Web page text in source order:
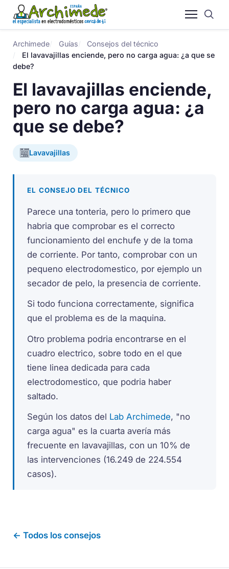
Archimede Guías
Consejos del técnico
El lavavajillas enciende, pero no carga agua: ¿a que se
debe?
El lavavajillas enciende,
pero no carga agua: ¿a
que se debe?
Lavavajillas
EL CONSEJO DEL TÉCNICO
Parece una tonteria, pero lo primero que
habria que comprobar es el correcto
funcionamiento del enchufe y de la toma
de corriente. Por tanto, comprobar con un
pequeno electrodomestico, por ejemplo un
secador de pelo, la presencia de corriente.
Si todo funciona correctamente, significa
que el problema es de la maquina.
Otro problema podria encontrarse en el
cuadro electrico, sobre todo en el que
tiene linea dedicada para cada
electrodomestico, que podria haber
saltado.
Según los datos del Lab Archimede, "no
carga agua" es la cuarta avería más
frecuente en lavavajillas, con un 10% de
las intervenciones (16.249 de 224.554
casos).
← Todos los consejos